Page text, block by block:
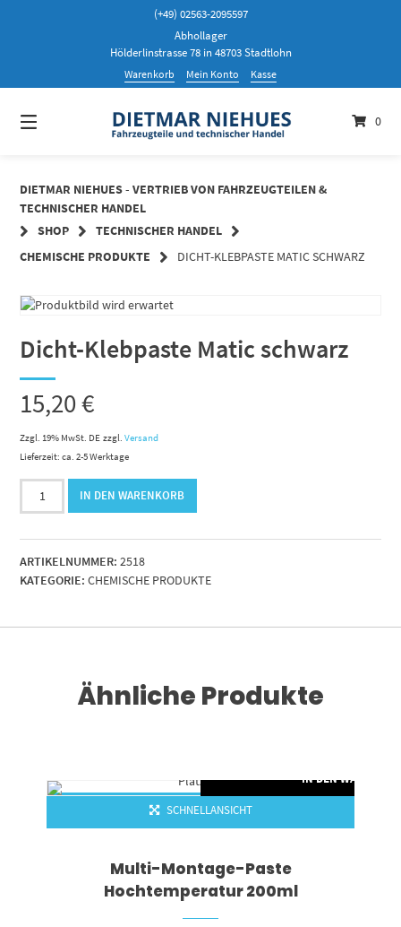
(+49) 02563-2095597
Abhollager
Hölderlinstrasse 78 in 48703 Stadtlohn
Warenkorb Mein Konto Kasse
0
DIETMAR NIEHUES - VERTRIEB VON FAHRZEUGTEILEN &
TECHNISCHER HANDEL
SHOP
TECHNISCHER HANDEL
CHEMISCHE PRODUKTE
DICHT-KLEBPASTE MATIC SCHWARZ
Dicht-Klebpaste Matic schwarz
15,20€
Zzgl. 19% MwSt. DE zzgl.Versand
Lieferzeit: ca. 2-5 Werktage
Dicht-
Klebpaste
schwarz
Menge
IN DEN WARENKORB
ARTIKELNUMMER: 2518
KATEGORIE: CHEMISCHE PRODUKTE
Ähnliche Produkte
IN DEN
SCHNELLANSICHT
Multi-Montage-Paste
Hochtemperatur 200ml